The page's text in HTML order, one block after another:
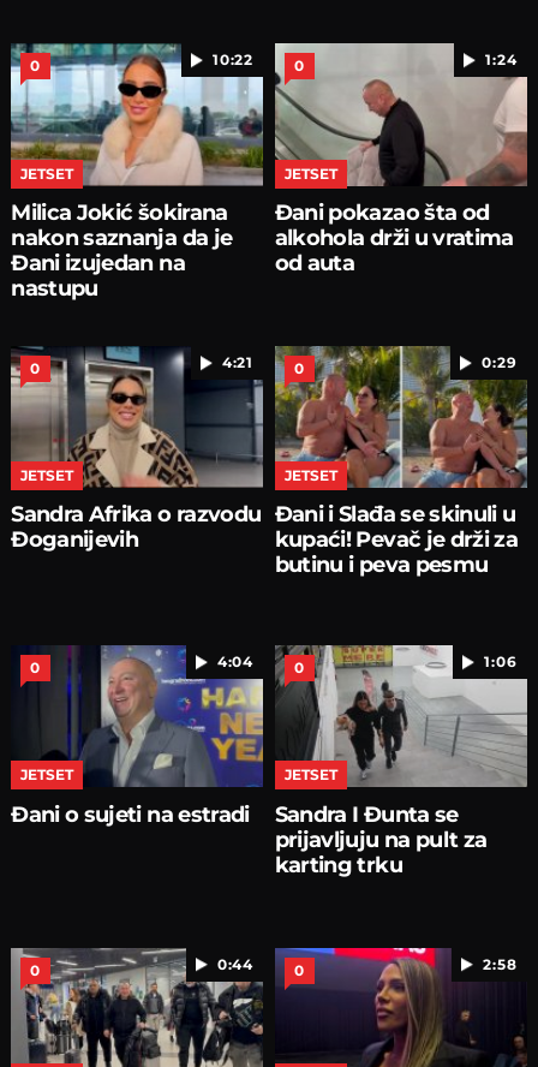
10:22
0
JETSET
Milica Jokić šokirana
nakon saznanja da je
Đani izujedan na
nastupu
1:24
0
JETSET
Đani pokazao šta od
alkohola drži u vratima
od auta
4:21
0
JETSET
Sandra Afrika o razvodu
Đoganijevih
0:29
0
JETSET
Đani i Slađa se skinuli u
kupaći! Pevač je drži za
butinu i peva pesmu
4:04
0
JETSET
Đani o sujeti na estradi
1:06
0
JETSET
Sandra I Đunta se
prijavljuju na pult za
karting trku
0:44
0 2:58
0